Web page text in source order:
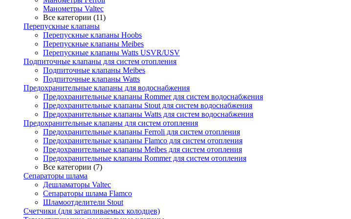
Манометры Valtec
Все категории (11)
Перепускные клапаны
Перепускные клапаны Hoobs
Перепускные клапаны Meibes
Перепускные клапаны Watts USVR/USV
Подпиточные клапаны для систем отопления
Подпиточные клапаны Meibes
Подпиточные клапаны Watts
Предохранительные клапаны для водоснабжения
Предохранительные клапаны Rommer для систем водоснабжения
Предохранительные клапаны Stout для систем водоснабжения
Предохранительные клапаны Watts для систем водоснабжения
Предохранительные клапаны для систем отопления
Предохранительные клапаны Ferroli для систем отопления
Предохранительные клапаны Flamco для систем отопления
Предохранительные клапаны Meibes для систем отопления
Предохранительные клапаны Rommer для систем отопления
Все категории (7)
Сепараторы шлама
Дешламаторы Valtec
Сепараторы шлама Flamco
Шламоотделители Stout
Счетчики (для затапливаемых колодцев)